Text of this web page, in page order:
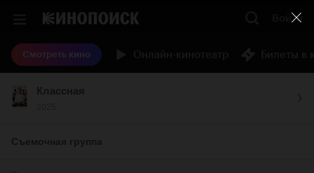
Войти
Смотреть кино